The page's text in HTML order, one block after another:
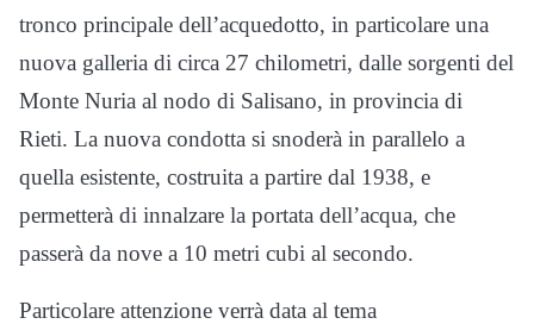
tronco principale dell’acquedotto, in particolare una
nuova galleria di circa 27 chilometri, dalle sorgenti del
Monte Nuria al nodo di Salisano, in provincia di
Rieti. La nuova condotta si snoderà in parallelo a
quella esistente, costruita a partire dal 1938, e
permetterà di innalzare la portata dell’acqua, che
passerà da nove a 10 metri cubi al secondo.
Particolare attenzione verrà data al tema